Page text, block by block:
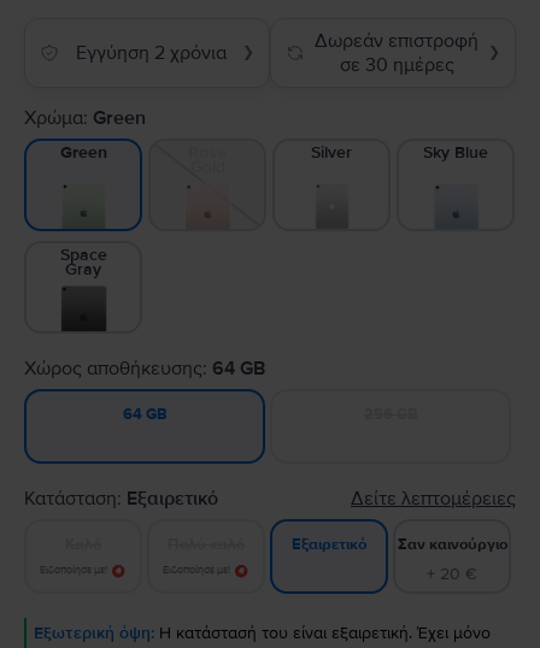
Εγγύηση 2 χρόνια ❯
Δωρεάν επιστροφή
σε 30 ημέρες
❯
Χρώμα: Green
Green Silver Sky Blue
Space
Gray
Χώρος αποθήκευσης: 64 GB
64 GB
Κατάσταση: Εξαιρετικό Δείτε λεπτομέρειες
Ειδοποίησε με! Ειδοποίησε με!
Εξαιρετικό Σαν καινούργιο
+ 20 €
Εξωτερική όψη: Η κατάστασή του είναι εξαιρετική. Έχει μόνο